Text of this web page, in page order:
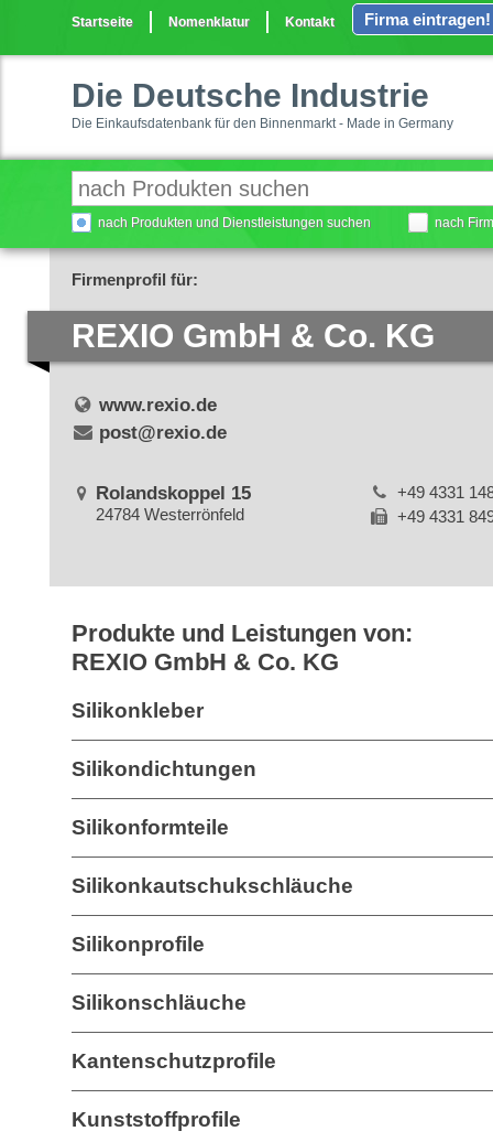
Startseite Nomenklatur Kontakt Firma eintragen!
Die Deutsche Industrie
Die Einkaufsdatenbank für den Binnenmarkt - Made in Germany
nach Produkten und Dienstleistungen suchen nach
Firmenprofil für:
REXIO GmbH & Co. KG
www.rexio.de
post@rexio.de
Rolandskoppel 15
24784 Westerrönfeld
+49 4331
+49 4331
Produkte und Leistungen von:
REXIO GmbH & Co. KG
Silikonkleber
Silikondichtungen
Silikonformteile
Silikonkautschukschläuche
Silikonprofile
Silikonschläuche
Kantenschutzprofile
Kunststoffprofile